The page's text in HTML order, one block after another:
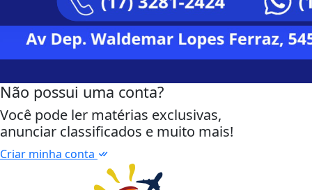
Não possui uma conta?
Você pode ler matérias exclusivas,
anunciar classificados e muito mais!
Criar minha conta